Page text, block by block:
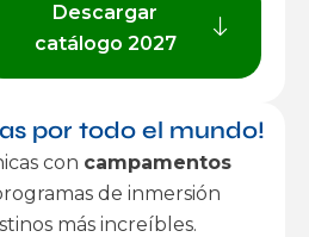
Descargar
catálogo 2027
por todo el mundo!
con campamentos
de inmersión
más increíbles.